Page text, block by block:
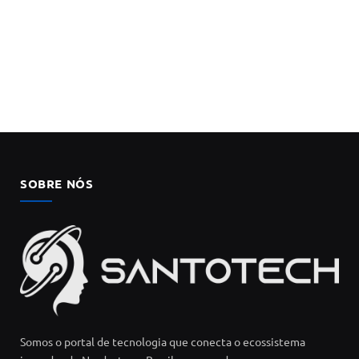
SOBRE NÓS
Somos o portal de tecnologia que conecta o ecossistema